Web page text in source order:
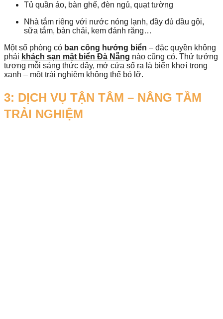
Tủ quần áo, bàn ghế, đèn ngủ, quạt tường
Nhà tắm riêng với nước nóng lạnh, đầy đủ dầu gội,
sữa tắm, bàn chải, kem đánh răng…
Một số phòng có ban công hướng biển – đặc quyền không
phải khách sạn mặt biển Đà Nẵng nào cũng có. Thử tưởng
tượng mỗi sáng thức dậy, mở cửa sổ ra là biển khơi trong
xanh – một trải nghiệm không thể bỏ lỡ.
3: DỊCH VỤ TẬN TÂM – NÂNG TẦM
TRẢI NGHIỆM